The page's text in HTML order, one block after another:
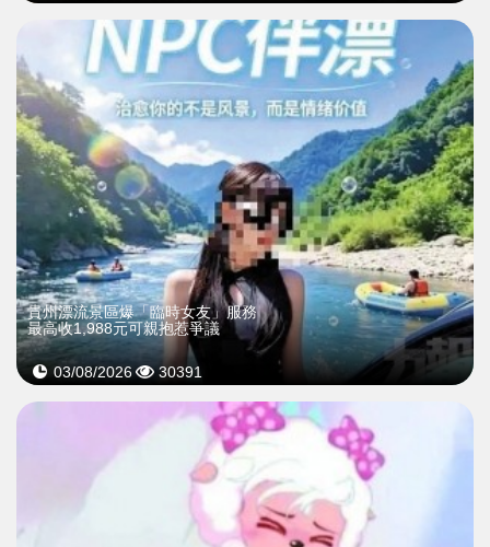
貴州漂流景區爆「臨時女友」服務
最高收1,988元可親抱惹爭議
03/08/2026 30391